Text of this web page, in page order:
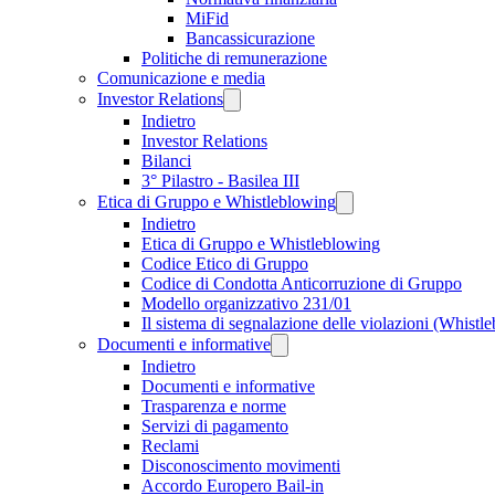
MiFid
Bancassicurazione
Politiche di remunerazione
Comunicazione e media
Investor Relations
Indietro
Investor Relations
Bilanci
3° Pilastro - Basilea III
Etica di Gruppo e Whistleblowing
Indietro
Etica di Gruppo e Whistleblowing
Codice Etico di Gruppo
Codice di Condotta Anticorruzione di Gruppo
Modello organizzativo 231/01
Il sistema di segnalazione delle violazioni
Documenti e informative
Indietro
Documenti e informative
Trasparenza e norme
Servizi di pagamento
Reclami
Disconoscimento movimenti
Accordo Europero Bail-in